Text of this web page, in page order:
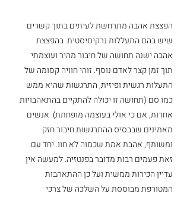
הפצצת אהבה מתרחשת לעיתים בתוך קשרים
שיש בהם התעללות נרקיסיסטית. בהפצצת
אהבה ישנה תחושה של חיבור מהיר ועוצמתי
תוך זמן קצר לאדם נוסף. זוהי חוויה קסומה של
התעלות רגשית ופיזית, התרגשות שהיא ממש
כמו סם (תחושה זו יכולה להתקיים בהתאהבויות
אחרות, אם כי אולי בעוצמה מופחתת). אנשים
מאמינים שבבסיס ההתרגשות חיבור חזק
ומשותף, אהבת אמת שכמוה לא חוו. יחד עם
זאת פעמים רבות מדובר בפנטזיה. למעשה אין
עדיין הכירות ממשית ועל כן ההתאהבות
המטורפת מבוססת על השלכה של צרכי